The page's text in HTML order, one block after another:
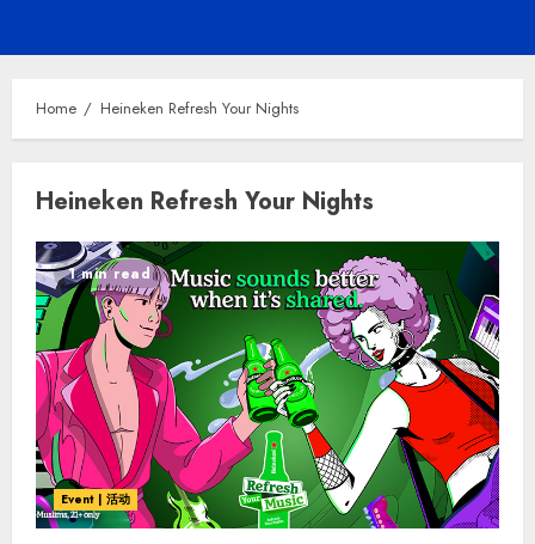
Home Heineken Refresh Your Nights
Heineken Refresh Your Nights
1 min read
Event | 活动